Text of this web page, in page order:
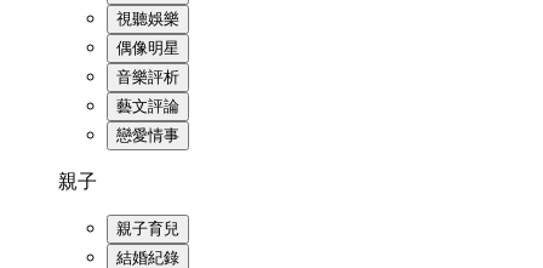
視聽娛樂
偶像明星
音樂評析
藝文評論
戀愛情事
親子
親子育兒
結婚紀錄